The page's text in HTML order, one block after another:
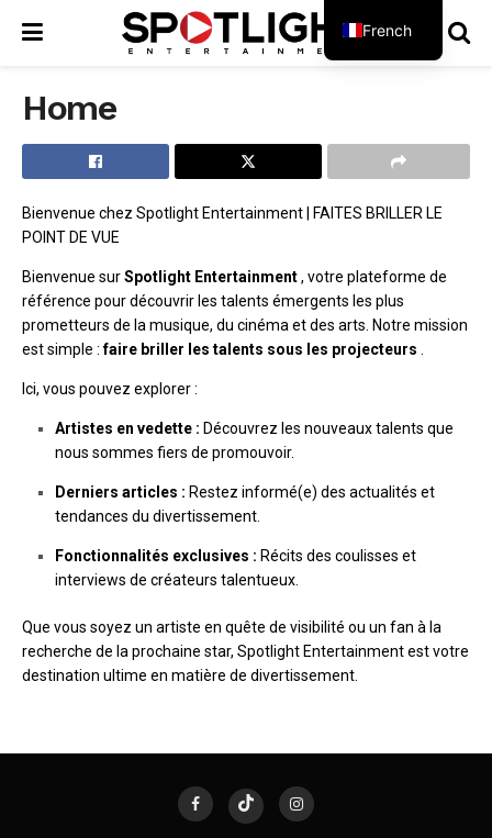
Home
Bienvenue chez Spotlight Entertainment | FAITES BRILLER LE
POINT DE VUE
Bienvenue surSpotlight Entertainment, votre plateforme de
référence pour découvrir les talents émergents les plus
prometteurs de la musique, du cinéma et des arts. Notre mission
est simple :faire briller les talents sous les projecteurs
Ici, vous pouvez explorer :
Artistes en vedette : Découvrez les nouveaux talents que
nous sommes fiers de promouvoir.
Derniers articles : Restez informé(e) des actualités et
tendances du divertissement.
Fonctionnalités exclusives : Récits des coulisses et
interviews de créateurs talentueux.
Que vous soyez un artiste en quête de visibilité ou un fan à la
recherche de la prochaine star, Spotlight Entertainment est votre
destination ultime en matière de divertissement.
French
English